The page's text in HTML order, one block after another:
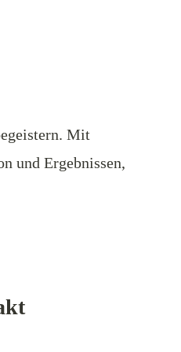
Mit
und Ergebnissen,